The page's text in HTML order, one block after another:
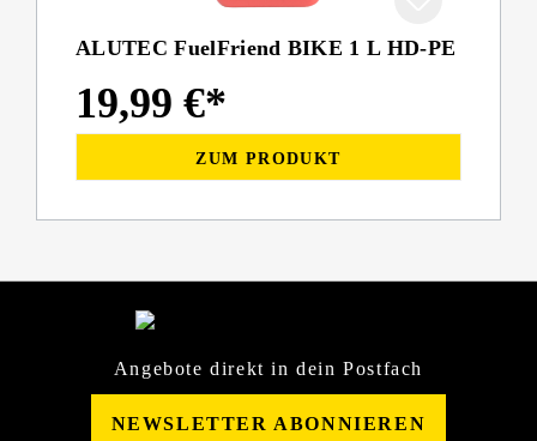
ALUTEC FuelFriend BIKE 1 L HD-PE
19,99 €*
ZUM PRODUKT
Angebote direkt in dein Postfach
NEWSLETTER ABONNIEREN